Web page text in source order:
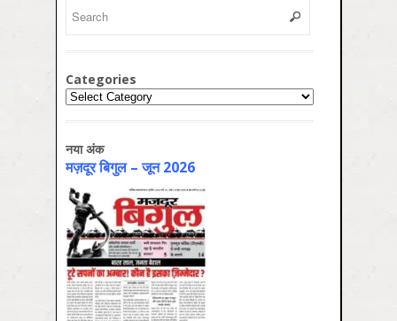
Categories
Categories
नया अंक
मज़दूर बिगुल – जून 2026